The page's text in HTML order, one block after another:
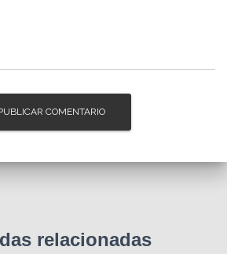
relacionadas